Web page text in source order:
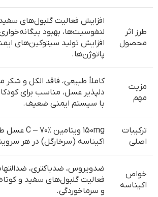
طرز اثر
محصول
افزایش فعالیت گلبول‌های
لنفوسیت‌ها، بهبود
افزایش تولید سیتوکین‌های
پاتوژن‌ها.
مزیت
مهم
کاملاً طبیعی، فاقد الکل و شکر
دلپذیر عسل، مناسب برای
با سیستم ایمنی ضعیف.
ترکیبات
اصلی
اکیناسه (سرخارگل) در هر سروینگ
خواص
اکیناسه
ضدویروس، ضدباکتری،
فعالیت گلبول‌های سفید و
و سرماخوردگی.